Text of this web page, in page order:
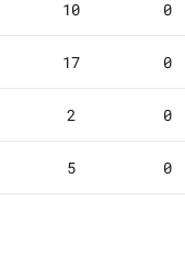
10 0
17 0
2 0
5 0